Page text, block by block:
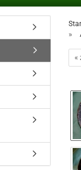
»
«